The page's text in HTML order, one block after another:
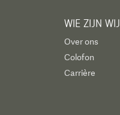
WIE ZIJN WIJ
Over ons
Colofon
Carrière